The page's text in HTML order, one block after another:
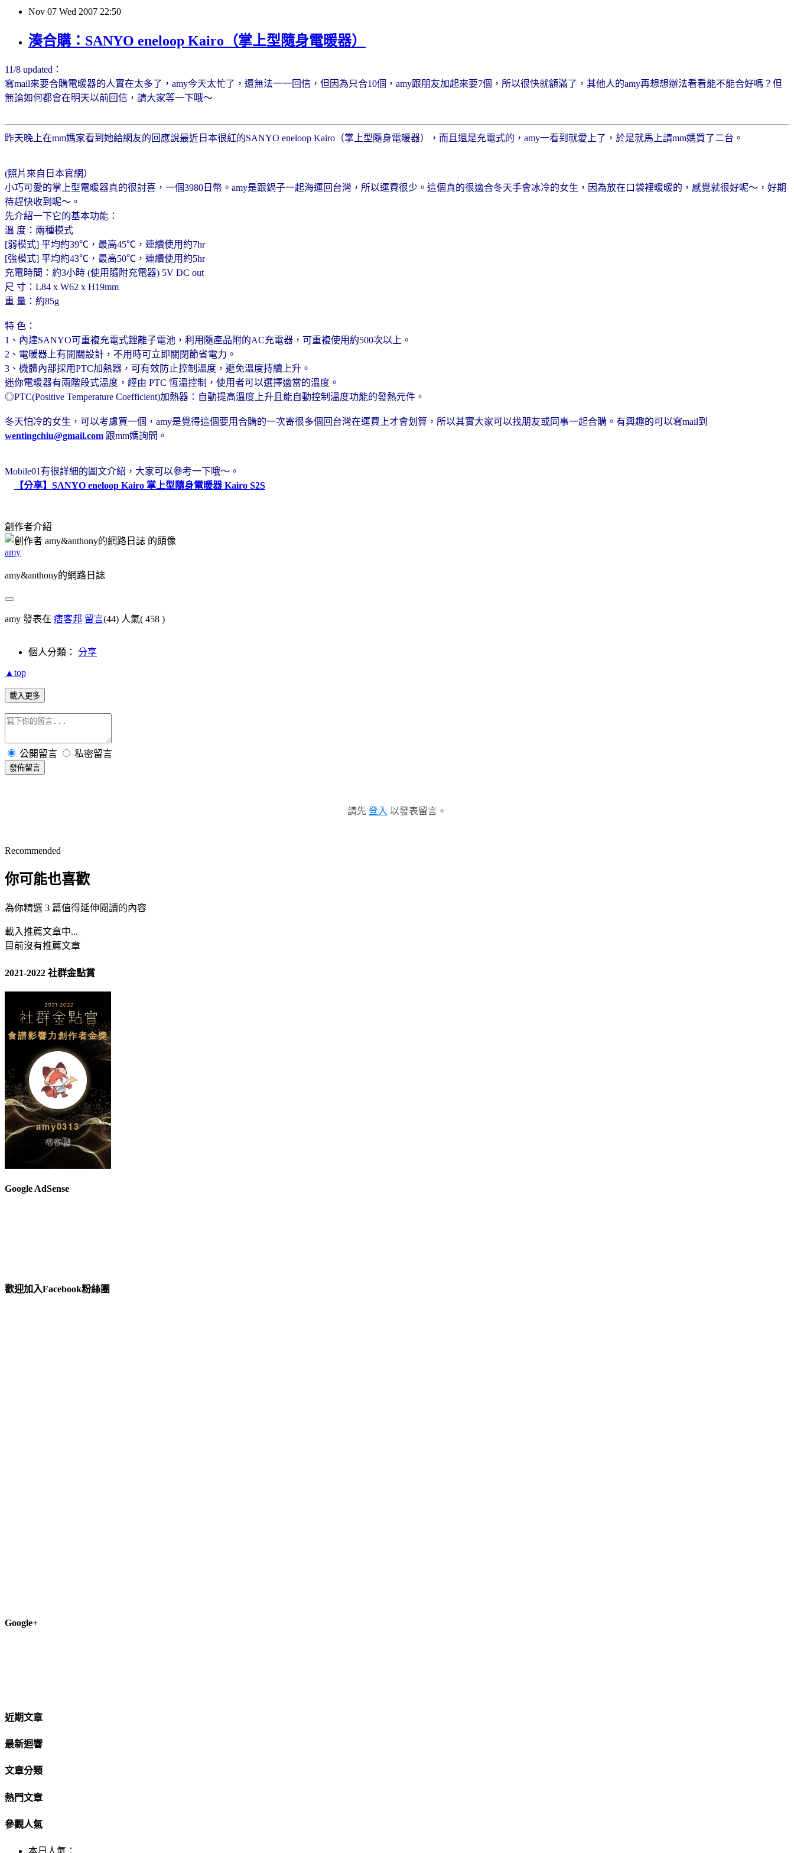
Nov 07 Wed 2007 22:50
湊合購：SANYO eneloop Kairo（掌上型隨身電暖器）
11/8 updated：
寫mail來要合購電暖器的人實在太多了，amy今天太忙了，還無法一一回信，但因為只合10個，amy跟朋友加起來要7個，所以很快就額滿了，其他人的amy再想想辦法看看能不能合好嗎？但
無論如何都會在明天以前回信，請大家等一下哦～
昨天晚上在mm媽家看到她給網友的回應說最近日本很紅的SANYO eneloop Kairo（掌上型隨身電暖器），而且還是充電式的，amy一看到就愛上了，於是就馬上請mm媽買了二台。
(照片來自日本官網）
小巧可愛的掌上型電暖器真的很討喜，一個3980日幣。amy是跟鍋子一起海運回台灣，所以運費很少。這個真的很適合冬天手會冰冷的女生，因為放在口袋裡暖暖的，感覺就很好呢～，好期
待趕快收到呢～。
先介紹一下它的基本功能：
溫 度：兩種模式
[弱模式] 平均約39℃，最高45℃，連續使用約7hr
[強模式] 平均約43℃，最高50℃，連續使用約5hr
充電時間：約3小時 (使用隨附充電器) 5V DC out
尺 寸：L84 x W62 x H19mm
重 量：約85g
特 色：
1、內建SANYO可重複充電式鋰離子電池，利用隨產品附的AC充電器，可重複使用約500次以上。
2、電暖器上有開關設計，不用時可立即關閉節省電力。
3、機體內部採用PTC加熱器，可有效防止控制溫度，避免溫度持續上升。
迷你電暖器有兩階段式溫度，經由 PTC 恆溫控制，使用者可以選擇適當的溫度。
◎PTC(Positive Temperature Coefficient)加熱器：自動提高溫度上升且能自動控制溫度功能的發熱元件。
冬天怕冷的女生，可以考慮買一個，amy是覺得這個要用合購的一次寄很多個回台灣在運費上才會划算，所以其實大家可以找朋友或同事一起合購。有興趣的可以寫mail到
wentingchiu@gmail.com 跟mm媽詢問。
Mobile01有很詳細的圖文介紹，大家可以參考一下哦～。
【分享】SANYO eneloop Kairo 掌上型隨身電暖器 Kairo S2S
創作者介紹
amy
amy&anthony的網路日誌
amy 發表在 痞客邦 留言(44) 人氣( 458 )
個人分類： 分享
▲top
載入更多
公開留言 私密留言
發佈留言
請先 登入 以發表留言。
Recommended
你可能也喜歡
為你精選 3 篇值得延伸閱讀的內容
載入推薦文章中...
目前沒有推薦文章
2021-2022 社群金點賞
Google AdSense
歡迎加入Facebook粉絲團
Google+
近期文章
最新迴響
文章分類
熱門文章
參觀人氣
本日人氣：